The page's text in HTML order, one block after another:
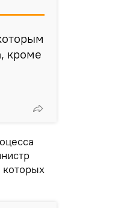
кроме
которых